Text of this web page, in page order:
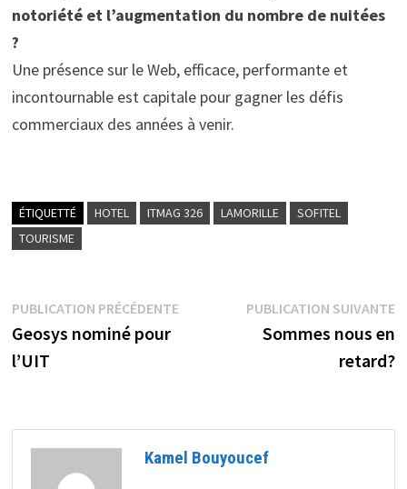
notoriété et l’augmentation du nombre de nuitées
?
Une présence sur le Web, efficace, performante et
incontournable est capitale pour gagner les défis
commerciaux des années à venir.
ÉTIQUETTÉ HOTEL ITMAG 326 LAMORILLE
SOFITEL
TOURISME
Navigation
de
PUBLICATION PRÉCÉDENTEPublication
Geosys nominé pour
l’UIT
PUBLICATION SUIVANTE
Sommes nous en
retard?
Kamel Bouyoucef